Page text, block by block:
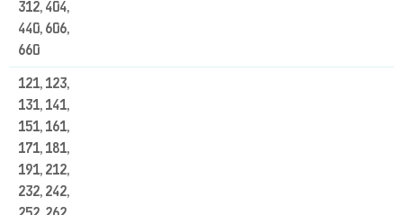
312, 404,
440, 606,
660
121, 123,
131, 141,
151, 161,
171, 181,
191, 212,
232, 242,